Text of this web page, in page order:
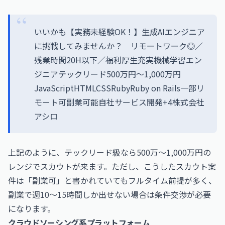
いいかも【実務未経験OK！】生成AIエンジニア
に挑戦してみませんか？ リモートワーク◎／
残業時間20H以下／福利厚生充実機械学習エン
ジニアテックリード500万円〜1,000万円
JavaScriptHTMLCSSRubyRuby on Rails一部リ
モート可副業可能自社サービス開発+4株式会社
アシロ
上記のように、テックリード級なら500万〜1,000万円の
レンジでスカウトが来ます。ただし、こうしたスカウト案
件は「副業可」と書かれていてもフルタイム前提が多く、
副業で週10〜15時間しか出せない場合は条件交渉が必要
になります。
クラウドソーシング系プラットフォーム